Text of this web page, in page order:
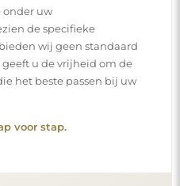
volstaat een
Als u kiest voor specifieke
ze een neutrale pH
bevatten – zo bewaart